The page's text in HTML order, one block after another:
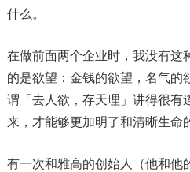
什么。
在做前面两个企业时，我没有这
的是欲望：金钱的欲望，名气的
谓「去人欲，存天理」讲得很有
来，才能够更加明了和清晰生命
有一次和雅高的创始人（他和他